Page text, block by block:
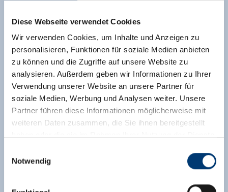
Diese Webseite verwendet Cookies
Wir verwenden Cookies, um Inhalte und Anzeigen zu
personalisieren, Funktionen für soziale Medien anbieten
zu können und die Zugriffe auf unsere Website zu
analysieren. Außerdem geben wir Informationen zu Ihrer
Verwendung unserer Website an unsere Partner für
soziale Medien, Werbung und Analysen weiter. Unsere
Partner führen diese Informationen möglicherweise mit
weiteren Daten zusammen, die Sie ihnen bereitgestellt
Notwendig